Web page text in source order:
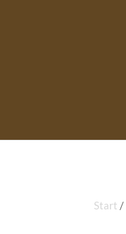
Start /